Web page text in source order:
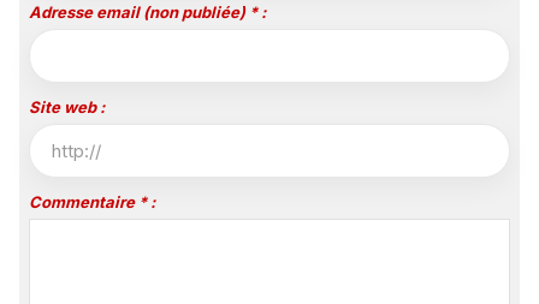
Adresse email (non publiée) * :
Site web :
Commentaire * :